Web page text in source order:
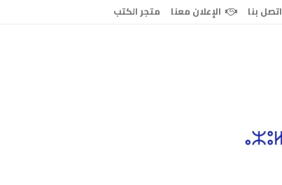
اتصل بنا الإعلان معنا متجر الكتب